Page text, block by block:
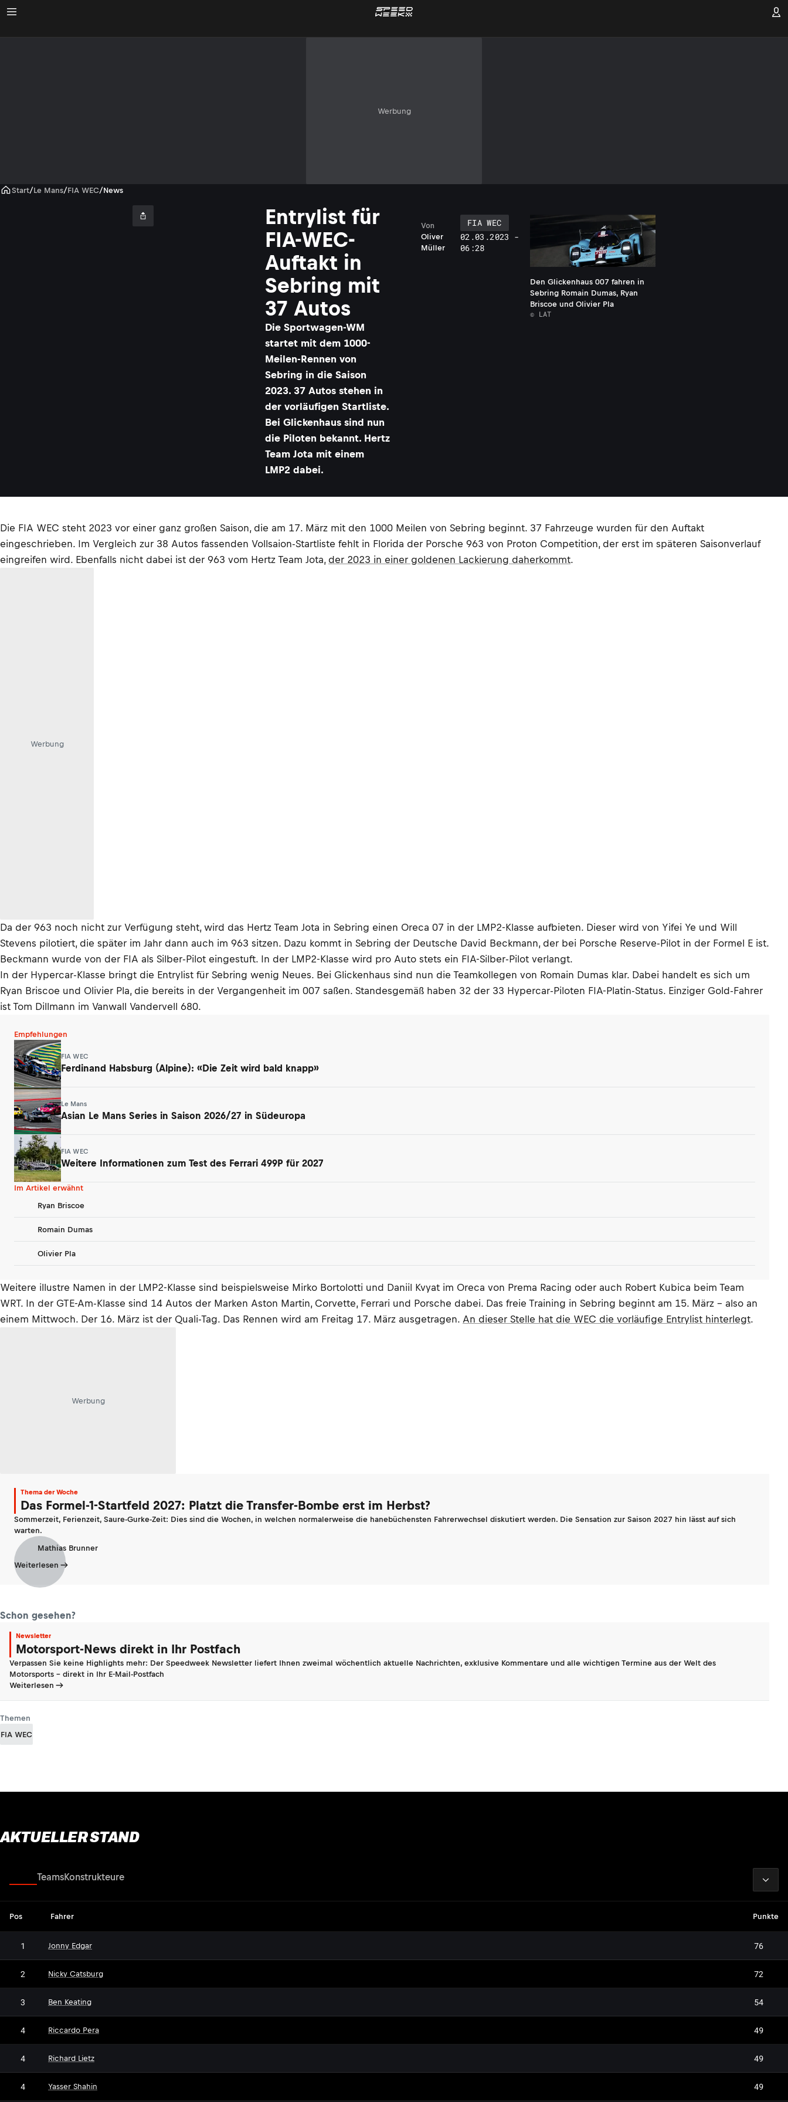
Werbung
Start/Le Mans/FIA WEC/News
Entrylist für
FIA-WEC-
Auftakt in
Sebring mit
37 Autos
Die Sportwagen-WM
startet mit dem 1000-
Meilen-Rennen von
Sebring in die Saison
2023. 37 Autos stehen in
der vorläufigen Startliste.
Bei Glickenhaus sind nun
die Piloten bekannt. Hertz
Team Jota mit einem
LMP2 dabei.
Oliver
Müller
Von
FIA WEC
02.03.2023 -
06:28
Den Glickenhaus 007 fahren in
Sebring Romain Dumas, Ryan
Briscoe und Olivier Pla
© LAT
Die FIA WEC steht 2023 vor einer ganz großen Saison, die am 17. März mit den 1000 Meilen von Sebring beginnt. 37 Fahrzeuge wurden für den Auftakt
eingeschrieben. Im Vergleich zur 38 Autos fassenden Vollsaion-Startliste fehlt in Florida der Porsche 963 von Proton Competition, der erst im späteren Saisonverlauf
eingreifen wird. Ebenfalls nicht dabei ist der 963 vom Hertz Team Jota, der 2023 in einer goldenen Lackierung daherkommt.
Werbung
Da der 963 noch nicht zur Verfügung steht, wird das Hertz Team Jota in Sebring einen Oreca 07 in der LMP2-Klasse aufbieten. Dieser wird von Yifei Ye und Will
Stevens pilotiert, die später im Jahr dann auch im 963 sitzen. Dazu kommt in Sebring der Deutsche David Beckmann, der bei Porsche Reserve-Pilot in der Formel E ist.
Beckmann wurde von der FIA als Silber-Pilot eingestuft. In der LMP2-Klasse wird pro Auto stets ein FIA-Silber-Pilot verlangt.
In der Hypercar-Klasse bringt die Entrylist für Sebring wenig Neues. Bei Glickenhaus sind nun die Teamkollegen von Romain Dumas klar. Dabei handelt es sich um
Ryan Briscoe und Olivier Pla, die bereits in der Vergangenheit im 007 saßen. Standesgemäß haben 32 der 33 Hypercar-Piloten FIA-Platin-Status. Einziger Gold-Fahrer
ist Tom Dillmann im Vanwall Vandervell 680.
Empfehlungen
FIA WEC
Ferdinand Habsburg (Alpine): «Die Zeit wird bald knapp»
Le Mans
Asian Le Mans Series in Saison 2026/27 in Südeuropa
FIA WEC
Weitere Informationen zum Test des Ferrari 499P für 2027
Im Artikel erwähnt
Ryan Briscoe
Romain Dumas
Olivier Pla
Weitere illustre Namen in der LMP2-Klasse sind beispielsweise Mirko Bortolotti und Daniil Kvyat im Oreca von Prema Racing oder auch Robert Kubica beim Team
WRT. In der GTE-Am-Klasse sind 14 Autos der Marken Aston Martin, Corvette, Ferrari und Porsche dabei. Das freie Training in Sebring beginnt am 15. März – also an
einem Mittwoch. Der 16. März ist der Quali-Tag. Das Rennen wird am Freitag 17. März ausgetragen. An dieser Stelle hat die WEC die vorläufige Entrylist hinterlegt.
Werbung
Thema der Woche
Das Formel-1-Startfeld 2027: Platzt die Transfer-Bombe erst im Herbst?
Sommerzeit, Ferienzeit, Saure-Gurke-Zeit: Dies sind die Wochen, in welchen normalerweise die hanebüchensten Fahrerwechsel diskutiert werden. Die Sensation zur Saison 2027 hin lässt auf sich
warten.
Mathias Brunner
Weiterlesen
Schon gesehen?
Newsletter
Motorsport-News direkt in Ihr Postfach
Verpassen Sie keine Highlights mehr: Der Speedweek Newsletter liefert Ihnen zweimal wöchentlich aktuelle Nachrichten, exklusive Kommentare und alle wichtigen Termine aus der Welt des
Motorsports - direkt in Ihr E-Mail-Postfach
Weiterlesen
Themen
FIA WEC
AKTUELLER STAND
TeamsKonstrukteure
Pos Fahrer Punkte
1 Jonny Edgar 76
2 Nicky Catsburg 72
3 Ben Keating 54
4 Riccardo Pera 49
4 Richard Lietz 49
4 Yasser Shahin 49